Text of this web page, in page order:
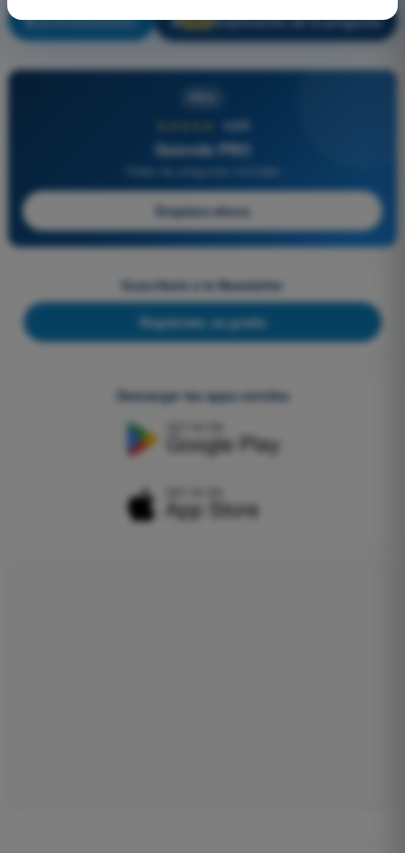
¡Entrenamiento! 🔒 PRO Explicación de la pregunta
4,6/5
Quizvds PRO
Empieza ahora
Suscríbete a la Newsletter
Regístrate, es gratis
Descargar las apps móviles